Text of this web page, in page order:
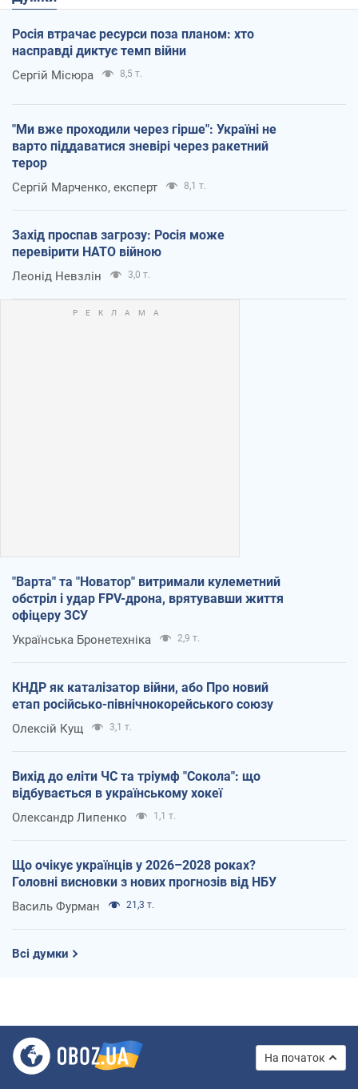
Росія втрачає ресурси поза планом: хто
насправді диктує темп війни
Сергій Місюра 8,5 т.
"Ми вже проходили через гірше": Україні не
варто піддаватися зневірі через ракетний
терор
Сергій Марченко, експерт 8,1 т.
Захід проспав загрозу: Росія може
перевірити НАТО війною
Леонід Невзлін 3,0 т.
"Варта" та "Новатор" витримали кулеметний
обстріл і удар FPV-дрона, врятувавши життя
офіцеру ЗСУ
Українська Бронетехніка 2,9 т.
КНДР як каталізатор війни, або Про новий
етап російсько-північнокорейського союзу
Олексій Кущ 3,1 т.
Вихід до еліти ЧС та тріумф "Сокола": що
відбувається в українському хокеї
Олександр Липенко 1,1 т.
Що очікує українців у 2026–2028 роках?
Головні висновки з нових прогнозів від НБУ
Василь Фурман 21,3 т.
Всі думки
На початок